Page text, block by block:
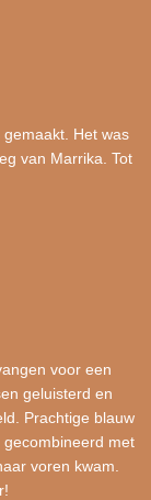
Het was
van Marrika. Tot
voor een
geluisterd en
Prachtige blauw
met
voren kwam.